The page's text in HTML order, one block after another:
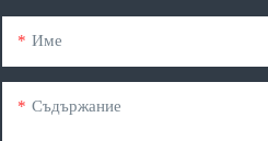
Име
Съдържание